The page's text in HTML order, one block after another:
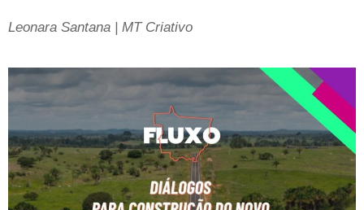
Leonara Santana | MT Criativo